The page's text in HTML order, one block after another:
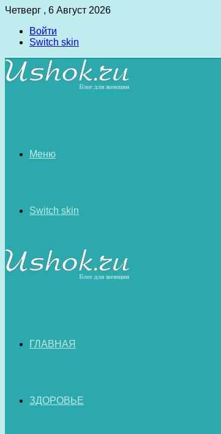
Четверг , 6 Август 2026
Войти
Switch skin
Меню
Switch skin
ГЛАВНАЯ
ЗДОРОВЬЕ